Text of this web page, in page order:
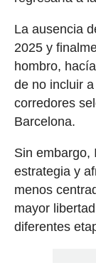
La ausencia
2025 y
hombro,
de no incluir
corredores
Barcelona.
Sin embargo,
estrategia y
menos
mayor
diferentes